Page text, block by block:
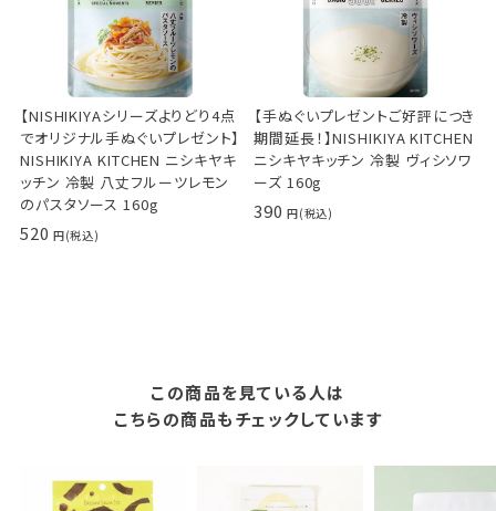
【NISHIKIYAシリーズよりどり4点
でオリジナル手ぬぐいプレゼント】
NISHIKIYA KITCHEN ニシキヤキ
ッチン 冷製 八丈フルーツレモン
のパスタソース 160g
520
【手ぬぐいプレゼントご好評につき
期間延長！】NISHIKIYA KITCHEN
ニシキヤキッチン 冷製 ヴィシソワ
ーズ 160g
390
この商品を見ている人は
こちらの商品もチェックしています